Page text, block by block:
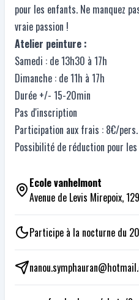
pour les enfants. Ne manquez
vraie passion !
Atelier peinture :
Samedi : de 13h30 à 17h
Dimanche : de 11h à 17h
Durée +/- 15-20min
Pas d'inscription
Participation aux frais : 8€/
Possibilité de réduction pour
Ecole vanhelmont
Avenue de Levis Mirepoix, 129
Participe à la nocturne du